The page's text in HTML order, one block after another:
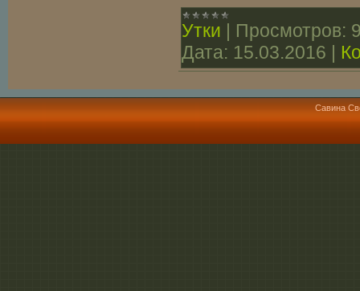
Утки Просмотров:
Дата: 15.03.2016
Савина